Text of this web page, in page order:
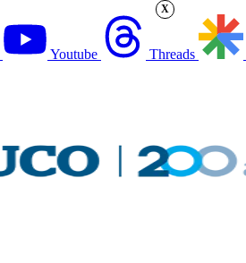
Youtube Threads
X